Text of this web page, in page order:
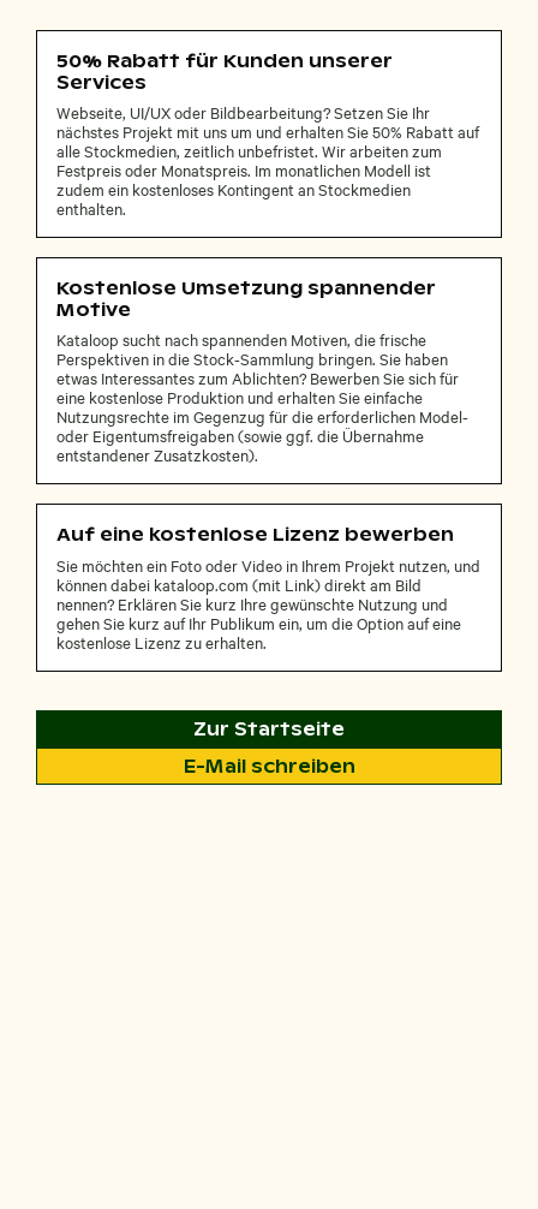
50% Rabatt für Kunden unserer
Services
Webseite, UI/UX oder Bildbearbeitung? Setzen Sie Ihr
nächstes Projekt mit uns um und erhalten Sie 50% Rabatt auf
alle Stockmedien, zeitlich unbefristet. Wir arbeiten zum
Festpreis oder Monatspreis. Im monatlichen Modell ist
zudem ein kostenloses Kontingent an Stockmedien
enthalten.
Kostenlose Umsetzung spannender
Motive
Kataloop sucht nach spannenden Motiven, die frische
Perspektiven in die Stock-Sammlung bringen. Sie haben
etwas Interessantes zum Ablichten? Bewerben Sie sich für
eine kostenlose Produktion und erhalten Sie einfache
Nutzungsrechte im Gegenzug für die erforderlichen Model-
oder Eigentumsfreigaben (sowie ggf. die Übernahme
entstandener Zusatzkosten).
Auf eine kostenlose Lizenz bewerben
Sie möchten ein Foto oder Video in Ihrem Projekt nutzen, und
können dabei kataloop.com (mit Link) direkt am Bild
nennen? Erklären Sie kurz Ihre gewünschte Nutzung und
gehen Sie kurz auf Ihr Publikum ein, um die Option auf eine
kostenlose Lizenz zu erhalten.
Zur Startseite
E-Mail schreiben